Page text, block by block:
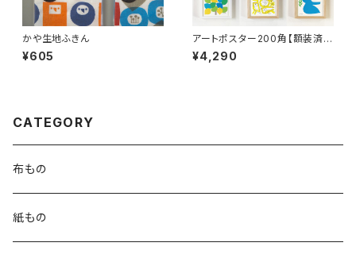
かや生地ふきん
¥605
アートポスター200角【額装済
み】
¥4,290
CATEGORY
布もの
紙もの